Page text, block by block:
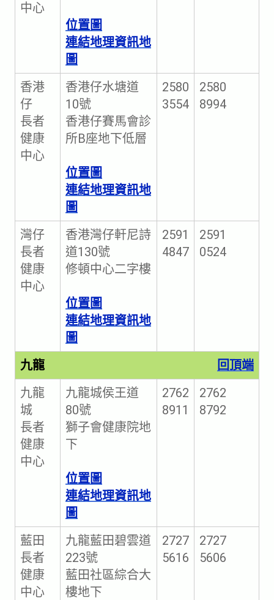
中心
位置圖
連結地理資訊地
圖
香港
仔
長者
健康
中心
香港仔水塘道
10號
香港仔賽馬會診
所B座地下低層
位置圖
連結地理資訊地
圖
2580
3554
2580
8994
灣仔
長者
健康
中心
香港灣仔軒尼詩
道130號
修頓中心二字樓
位置圖
連結地理資訊地
圖
2591
4847
2591
0524
九龍
回頂端
九龍
城
長者
健康
中心
九龍城侯王道
80號
獅子會健康院地
下
位置圖
連結地理資訊地
圖
2762
8911
2762
8792
藍田
長者
健康
中心
九龍藍田碧雲道
223號
藍田社區綜合大
樓地下
2727
5616
2727
5606